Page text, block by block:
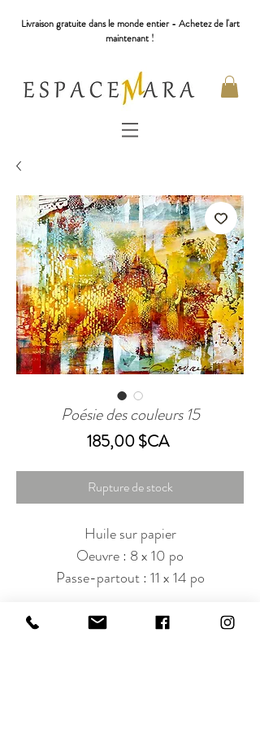
Livraison gratuite dans le monde entier - Achetez de l'art
maintenant !
Poésie des couleurs 15
185,00 $CAPrix
Rupture de stock
Huile sur papier
Oeuvre : 8 x 10 po
Passe-partout : 11 x 14 po